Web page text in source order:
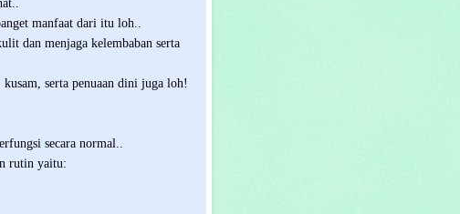
manfaat dari itu loh..
dan menjaga kelembaban serta
serta penuaan dini juga loh!
secara normal..
rutin yaitu: